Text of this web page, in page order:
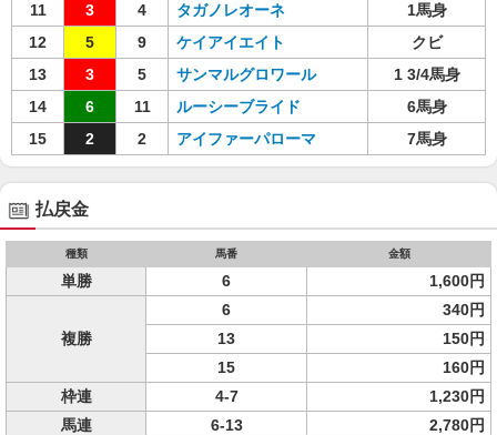
11
3 4 タガノレオーネ
1馬身
12
5 9 ケイアイエイト
クビ
13
3 5 サンマルグロワール
1 3/4馬身
14
6 11 ルーシーブライド
6馬身
15
2 2 アイファーパローマ 7馬身
払戻金
種類 馬番 金額
単勝 6 1,600円
複勝
6
340円
13
150円
15
160円
枠連
4-7
1,230円
馬連
6-13 2,780円